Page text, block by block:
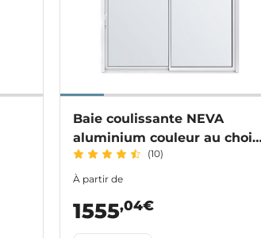
Baie coulissante NEVA
aluminium couleur au choix
volet roulant intégré sur
mesure
(10)
À partir de
1555,04€